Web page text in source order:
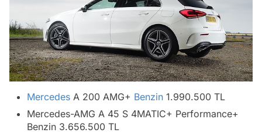
Mercedes A 200 AMG+ Benzin 1.990.500 TL
Mercedes-AMG A 45 S 4MATIC+ Performance+
Benzin 3.656.500 TL